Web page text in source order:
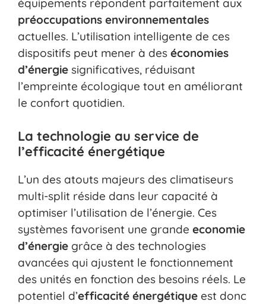
équipements répondent parfaitement aux
préoccupations environnementales
actuelles. L’utilisation intelligente de ces
dispositifs peut mener à des économies
d’énergie significatives, réduisant
l’empreinte écologique tout en améliorant
le confort quotidien.
La technologie au service de
l’efficacité énergétique
L’un des atouts majeurs des climatiseurs
multi-split réside dans leur capacité à
optimiser l’utilisation de l’énergie. Ces
systèmes favorisent une grande economie
d’énergie grâce à des technologies
avancées qui ajustent le fonctionnement
des unités en fonction des besoins réels. Le
potentiel d’efficacité énergétique est donc